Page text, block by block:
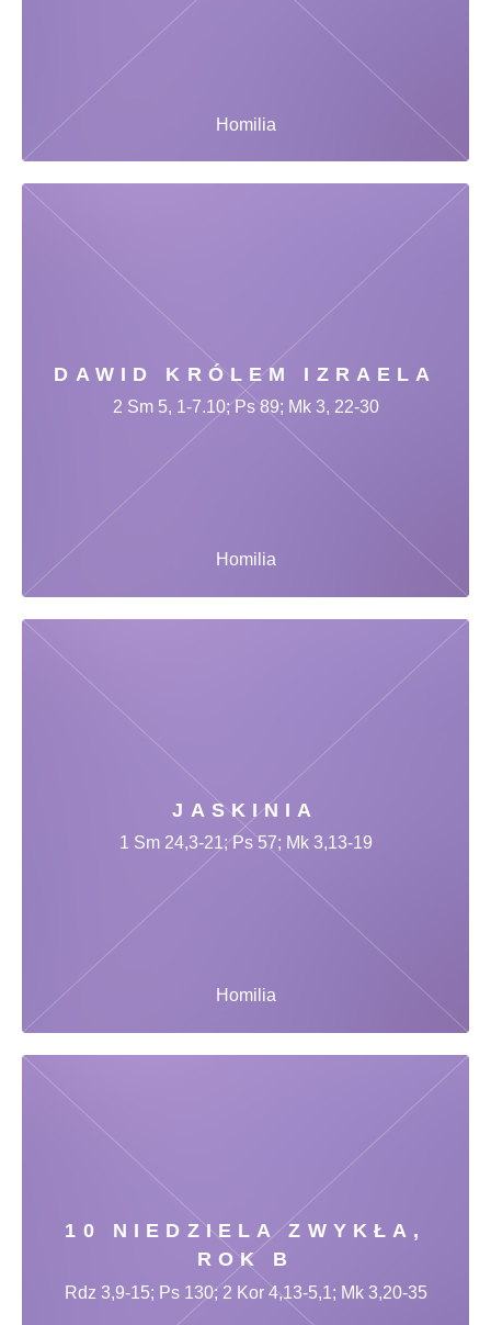
Homilia
DAWID KRÓLEM IZRAELA
Homilia
2 Sm 5, 1-7.10; Ps 89; Mk 3, 22-30
JASKINIA
Homilia
1 Sm 24,3-21; Ps 57; Mk 3,13-19
10 NIEDZIELA ZWYKŁA,
ROK B
Rdz 3,9-15; Ps 130; 2 Kor 4,13-5,1; Mk 3,20-35